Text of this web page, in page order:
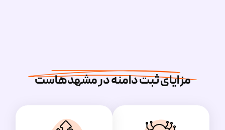
مزایای ثبت دامنه در مشهدهاست